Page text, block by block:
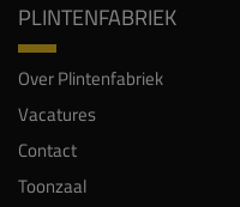
PLINTENFABRIEK
Over Plintenfabriek
Vacatures
Contact
Toonzaal